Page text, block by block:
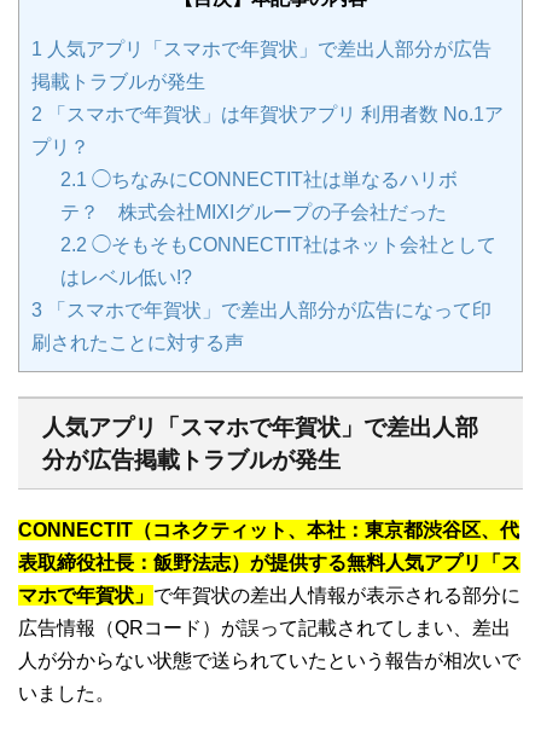
1 人気アプリ「スマホで年賀状」で差出人部分が広告
掲載トラブルが発生
2 「スマホで年賀状」は年賀状アプリ 利用者数 No.1ア
プリ？
2.1 ◯ちなみにCONNECTIT社は単なるハリボ
テ？ 株式会社MIXIグループの子会社だった
2.2 ◯そもそもCONNECTIT社はネット会社として
はレベル低い!?
3 「スマホで年賀状」で差出人部分が広告になって印
刷されたことに対する声
人気アプリ「スマホで年賀状」で差出人部
分が広告掲載トラブルが発生
CONNECTIT（コネクティット、本社：東京都渋谷区、代
表取締役社長：飯野法志）が提供する無料人気アプリ「ス
マホで年賀状」 で年賀状の差出人情報が表示される部分に
広告情報（QRコード）が誤って記載されてしまい、差出
人が分からない状態で送られていたという報告が相次いで
いました。